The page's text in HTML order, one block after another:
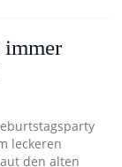
immer
leckeren
den alten